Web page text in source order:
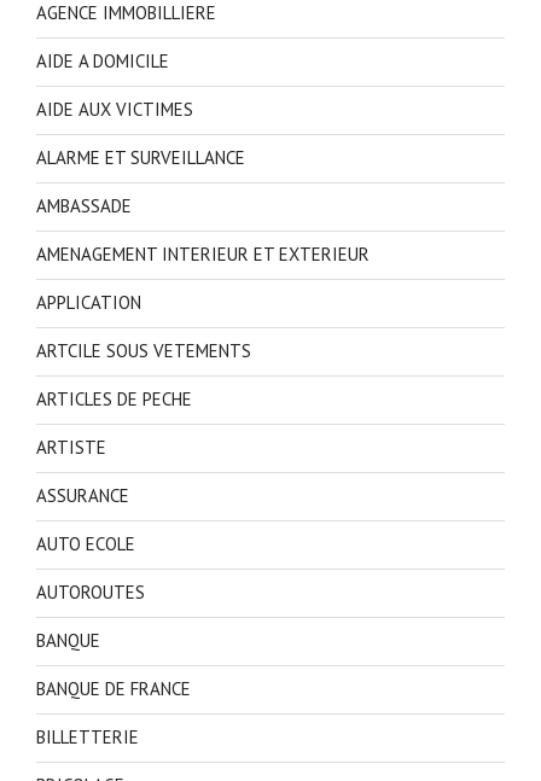
AGENCE IMMOBILLIERE
AIDE A DOMICILE
AIDE AUX VICTIMES
ALARME ET SURVEILLANCE
AMBASSADE
AMENAGEMENT INTERIEUR ET EXTERIEUR
APPLICATION
ARTCILE SOUS VETEMENTS
ARTICLES DE PECHE
ARTISTE
ASSURANCE
AUTO ECOLE
AUTOROUTES
BANQUE
BANQUE DE FRANCE
BILLETTERIE